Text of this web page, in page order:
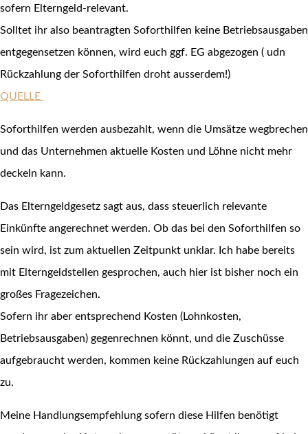
sofern Elterngeld-relevant.
Solltet ihr also beantragten Soforthilfen keine Betriebsausgaben
entgegensetzen können, wird euch ggf. EG abgezogen ( udn
Rückzahlung der Soforthilfen droht ausserdem!)
QUELLE
Soforthilfen werden ausbezahlt, wenn die Umsätze wegbrechen
und das Unternehmen aktuelle Kosten und Löhne nicht mehr
deckeln kann.
Das Elterngeldgesetz sagt aus, dass steuerlich relevante
Einkünfte angerechnet werden. Ob das bei den Soforthilfen so
sein wird, ist zum aktuellen Zeitpunkt unklar. Ich habe bereits
mit Elterngeldstellen gesprochen, auch hier ist bisher noch ein
großes Fragezeichen.
Sofern ihr aber entsprechend Kosten (Lohnkosten,
Betriebsausgaben) gegenrechnen könnt, und die Zuschüsse
aufgebraucht werden, kommen keine Rückzahlungen auf euch
zu.
Meine Handlungsempfehlung sofern diese Hilfen benötigt